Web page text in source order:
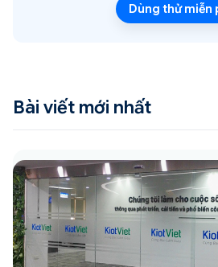
Dùng thử miễn
Bài viết mới nhất